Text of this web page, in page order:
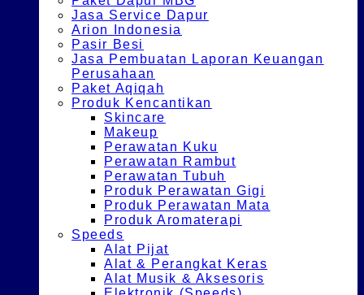
Jasa Service Dapur
Arion Indonesia
Pasir Besi
Jasa Pembuatan Laporan Keuangan
Perusahaan
Paket Aqiqah
Produk Kencantikan
Skincare
Makeup
Perawatan Kuku
Perawatan Rambut
Perawatan Tubuh
Produk Perawatan Gigi
Produk Perawatan Mata
Produk Aromaterapi
Speeds
Alat Pijat
Alat & Perangkat Keras
Alat Musik & Aksesoris